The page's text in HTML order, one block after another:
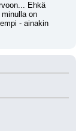
Ehkä
on
- ainakin